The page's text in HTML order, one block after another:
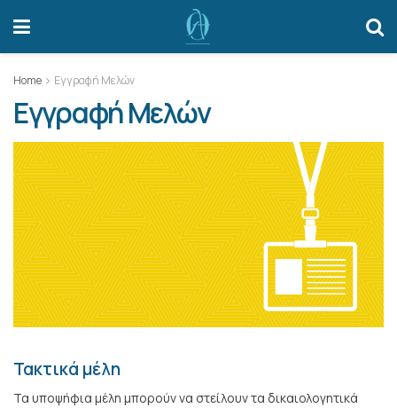
Home Εγγραφή Μελών
Εγγραφή Μελών
Τακτικά μέλη
Τα υποψήφια μέλη μπορούν να στείλουν τα δικαιολογητικά